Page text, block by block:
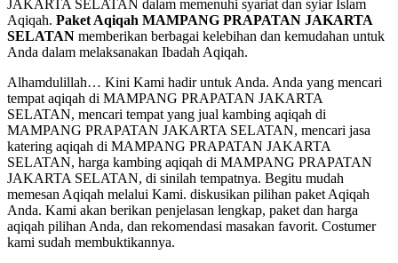
JAKARTA SELATAN dalam memenuhi syariat dan syiar Islam
Aqiqah. Paket Aqiqah MAMPANG PRAPATAN JAKARTA
SELATAN memberikan berbagai kelebihan dan kemudahan untuk
Anda dalam melaksanakan Ibadah Aqiqah.
Alhamdulillah… Kini Kami hadir untuk Anda. Anda yang mencari
tempat aqiqah di MAMPANG PRAPATAN JAKARTA
SELATAN, mencari tempat yang jual kambing aqiqah di
MAMPANG PRAPATAN JAKARTA SELATAN, mencari jasa
katering aqiqah di MAMPANG PRAPATAN JAKARTA
SELATAN, harga kambing aqiqah di MAMPANG PRAPATAN
JAKARTA SELATAN, di sinilah tempatnya. Begitu mudah
memesan Aqiqah melalui Kami. diskusikan pilihan paket Aqiqah
Anda. Kami akan berikan penjelasan lengkap, paket dan harga
aqiqah pilihan Anda, dan rekomendasi masakan favorit. Costumer
kami sudah membuktikannya.